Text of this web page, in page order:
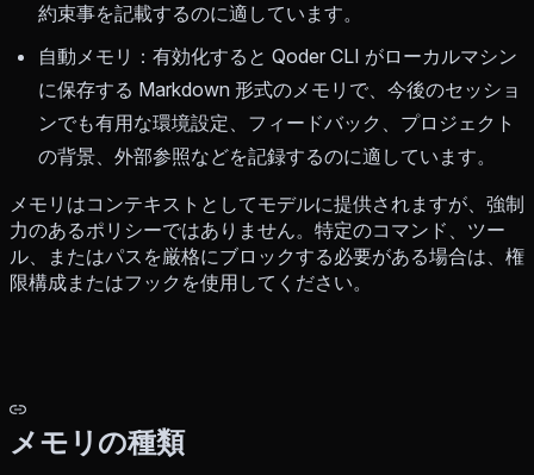
約束事を記載するのに適しています。
自動メモリ：有効化すると Qoder CLI がローカルマシン
に保存する Markdown 形式のメモリで、今後のセッショ
ンでも有用な環境設定、フィードバック、プロジェクト
の背景、外部参照などを記録するのに適しています。
メモリはコンテキストとしてモデルに提供されますが、強制
力のあるポリシーではありません。特定のコマンド、ツー
ル、またはパスを厳格にブロックする必要がある場合は、権
限構成またはフックを使用してください。
メモリの種類